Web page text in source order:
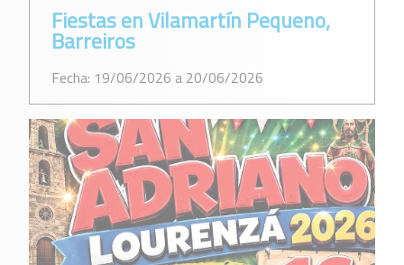
Fiestas en Vilamartín Pequeno,
Barreiros
Fecha: 19/06/2026 a 20/06/2026